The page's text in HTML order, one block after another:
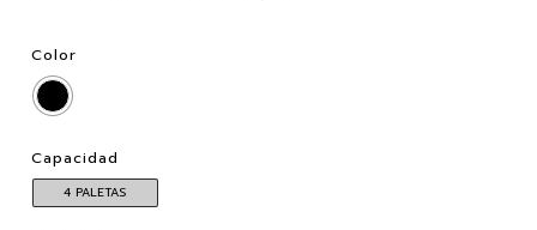
Color
Capacidad
4 PALETAS